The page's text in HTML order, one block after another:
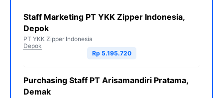
Staff Marketing PT YKK Zipper Indonesia,
Depok
PT YKK Zipper Indonesia
Depok
Rp 5.195.720
Purchasing Staff PT Arisamandiri Pratama,
Demak